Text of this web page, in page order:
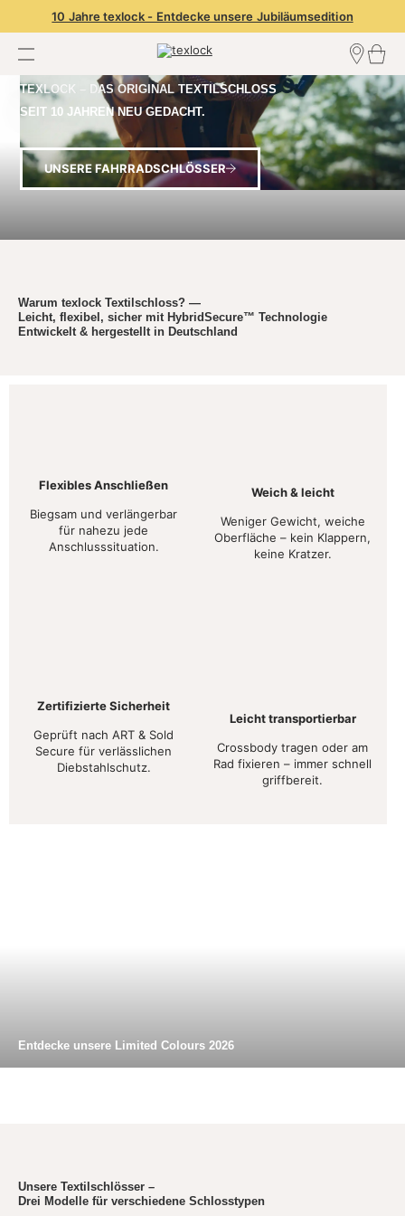
10 Jahre texlock - Entdecke unsere Jubiläumsedition
Händler finden
Händler Login
Händler werden
TEXLOCK – DAS ORIGINAL TEXTILSCHLOSS
SEIT 10 JAHREN NEU GEDACHT.
UNSERE FAHRRADSCHLÖSSER
Warum texlock Textilschloss? —
Leicht, flexibel, sicher mit HybridSecure™ Technologie
Entwickelt & hergestellt in Deutschland
Flexibles Anschließen
Biegsam und verlängerbar
für nahezu jede
Anschlusssituation.
Weich & leicht
Weniger Gewicht, weiche
Oberfläche – kein Klappern,
keine Kratzer.
Zertifizierte Sicherheit
Geprüft nach ART & Sold
Secure für verlässlichen
Diebstahlschutz.
Leicht transportierbar
Crossbody tragen oder am
Rad fixieren – immer schnell
griffbereit.
Entdecke unsere Limited Colours 2026
Unsere Textilschlösser –
Drei Modelle für verschiedene Schlosstypen